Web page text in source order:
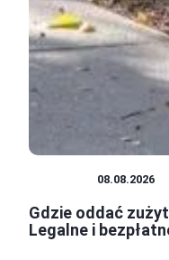
08.08.2026
Gdzie oddać
Legalne i